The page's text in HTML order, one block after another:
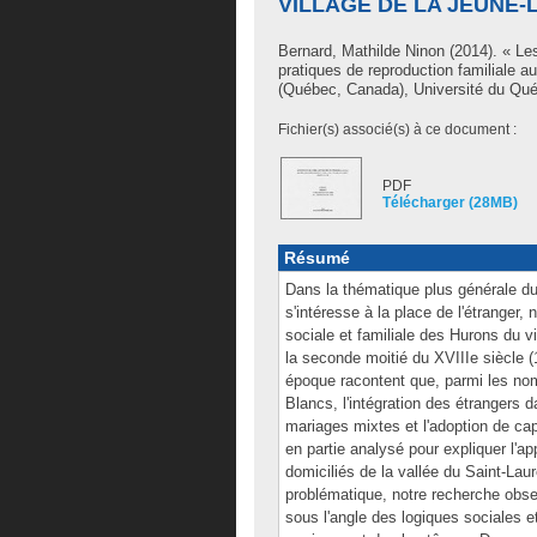
VILLAGE DE LA JEUNE-
Bernard, Mathilde Ninon (2014). «
pratiques de reproduction familiale
(Québec, Canada), Université du
Fichier(s) associé(s) à ce document :
PDF
Télécharger (28MB)
Résumé
Dans la thématique plus générale
s'intéresse à la place de l'étranger,
sociale et familiale des Hurons du
la seconde moitié du XVIIIe siècle
époque racontent que, parmi les
Blancs, l'intégration des étrangers
mariages mixtes et l'adoption de
en partie analysé pour expliquer
domiciliés de la vallée du Saint-
problématique, notre recherche
sous l'angle des logiques sociales